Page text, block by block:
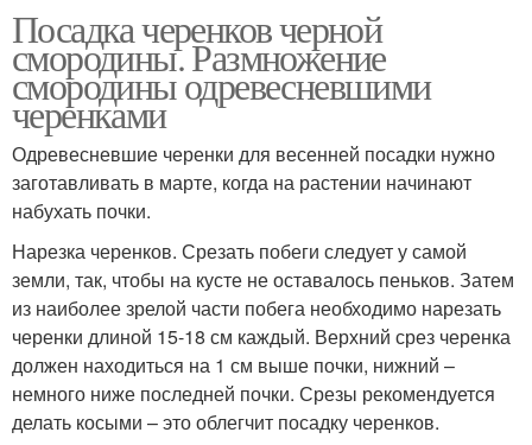
Посадка черенков черной
смородины. Размножение
смородины одревесневшими
черенками
Одревесневшие черенки для весенней посадки нужно
заготавливать в марте, когда на растении начинают
набухать почки.
Нарезка черенков. Срезать побеги следует у самой
земли, так, чтобы на кусте не оставалось пеньков. Затем
из наиболее зрелой части побега необходимо нарезать
черенки длиной 15-18 см каждый. Верхний срез черенка
должен находиться на 1 см выше почки, нижний –
немного ниже последней почки. Срезы рекомендуется
делать косыми – это облегчит посадку черенков.